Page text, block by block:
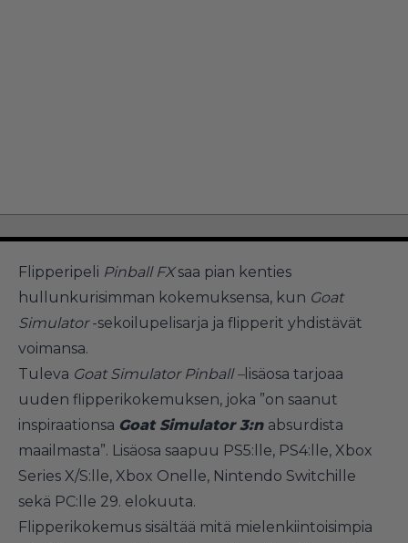
Flipperipeli Pinball FXsaa pian kenties
hullunkurisimman kokemuksensa, kun Goat
Simulator-sekoilupelisarja ja flipperit yhdistävät
voimansa.
Tuleva Goat Simulator Pinball –lisäosa tarjoaa
uuden flipperikokemuksen, joka ”on saanut
inspiraationsa Goat Simulator 3:n absurdista
maailmasta”. Lisäosa saapuu PS5:lle, PS4:lle, Xbox
Series X/S:lle, Xbox Onelle, Nintendo Switchille
sekä PC:lle 29. elokuuta.
Flipperikokemus sisältää mitä mielenkiintoisimpia